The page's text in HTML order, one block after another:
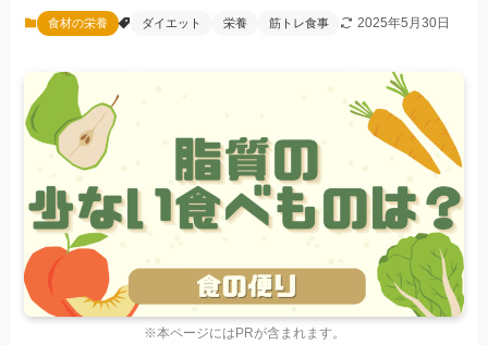
食材の栄養 ダイエット 栄養 筋トレ食事 2025年5月30日
※本ページにはPRが含まれます。